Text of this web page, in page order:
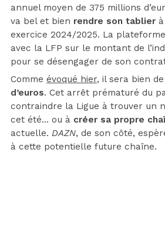
annuel moyen de 375 millions
va bel et bien rendre son tablier
exercice 2024/2025. La
avec la LFP sur le montant de
pour se désengager de son
Comme évoqué hier, il sera bien de
d’euros. Cet arrêt prématuré du
contraindre la Ligue à trouver un
cet été… ou à créer sa propre
actuelle. DAZN, de son côté,
à cette potentielle future chaîne.